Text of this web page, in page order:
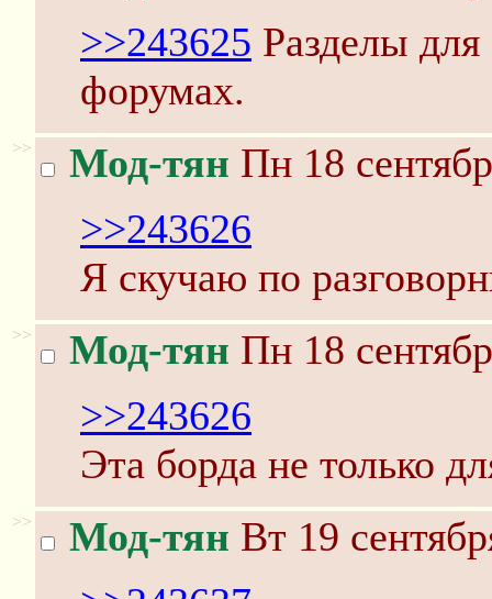
>>243625 Разделы
форумах.
>> Мод-тян Пн 18
>>243626
Я скучаю по
>> Мод-тян Пн 18
>>243626
Эта борда не только
>> Мод-тян Вт 19